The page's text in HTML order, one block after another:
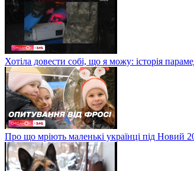
Хотіла довести собі, що я можу: історія
Про що мріють маленькі українці під Новий